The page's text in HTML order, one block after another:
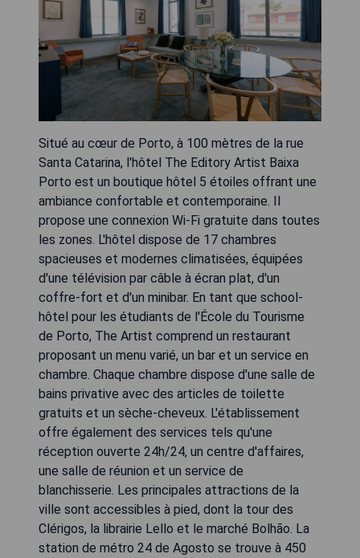
Situé au cœur de Porto, à 100 mètres de la rue
Santa Catarina, l'hôtel The Editory Artist Baixa
Porto est un boutique hôtel 5 étoiles offrant une
ambiance confortable et contemporaine. Il
propose une connexion Wi-Fi gratuite dans toutes
les zones. L'hôtel dispose de 17 chambres
spacieuses et modernes climatisées, équipées
d'une télévision par câble à écran plat, d'un
coffre-fort et d'un minibar. En tant que school-
hôtel pour les étudiants de l'École du Tourisme
de Porto, The Artist comprend un restaurant
proposant un menu varié, un bar et un service en
chambre. Chaque chambre dispose d'une salle de
bains privative avec des articles de toilette
gratuits et un sèche-cheveux. L'établissement
offre également des services tels qu'une
réception ouverte 24h/24, un centre d'affaires,
une salle de réunion et un service de
blanchisserie. Les principales attractions de la
ville sont accessibles à pied, dont la tour des
Clérigos, la librairie Lello et le marché Bolhão. La
station de métro 24 de Agosto se trouve à 450